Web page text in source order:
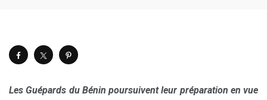
Les Guépards du Bénin poursuivent leur préparation en vue